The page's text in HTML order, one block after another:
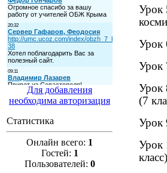
Для добавления
необходима авторизация
Статистика
Онлайн всего: 1
Гостей: 1
Пользователей: 0
Урок
Урок
Урок
Урок
(7
Урок
Урок